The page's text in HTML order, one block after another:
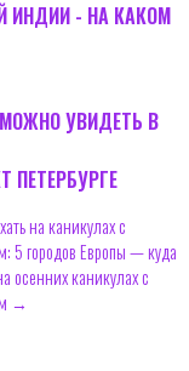
ИНДИИ - НА КАКОМ
УВИДЕТЬ В
ПЕТЕРБУРГЕ
на каникулах с
5 городов Европы — куда
осенних каникулах с
→